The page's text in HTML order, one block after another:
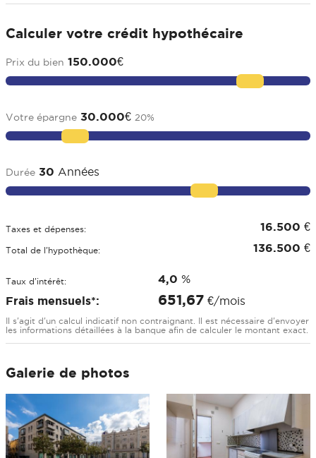
Calculer votre crédit hypothécaire
Prix du bien 150.000€
Votre épargne 30.000€ 20%
Durée 30 Années
Taxes et dépenses: 16.500 €
Total de l'hypothèque: 136.500 €
Taux d'intérêt: 4,0 %
Frais mensuels*:
651,67 €/mois
Il s'agit d'un calcul indicatif non contraignant. Il est nécessaire d'envoyer
les informations détaillées à la banque afin de calculer le montant exact.
Galerie de photos